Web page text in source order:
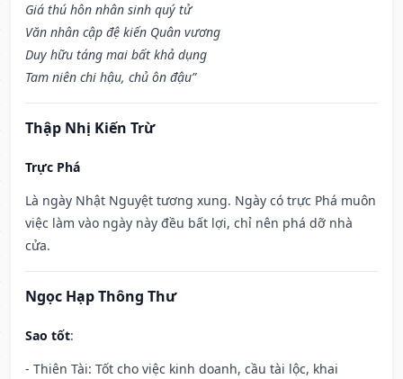
Giá thú hôn nhân sinh quý tử
Văn nhân cập đệ kiến Quân vương
Duy hữu táng mai bất khả dụng
Tam niên chi hậu, chủ ôn đậu”
Thập Nhị Kiến Trừ
Trực Phá
Là ngày Nhật Nguyệt tương xung. Ngày có trực Phá muôn
việc làm vào ngày này đều bất lợi, chỉ nên phá dỡ nhà
cửa.
Ngọc Hạp Thông Thư
Sao tốt:
- Thiên Tài: Tốt cho việc kinh doanh, cầu tài lộc, khai